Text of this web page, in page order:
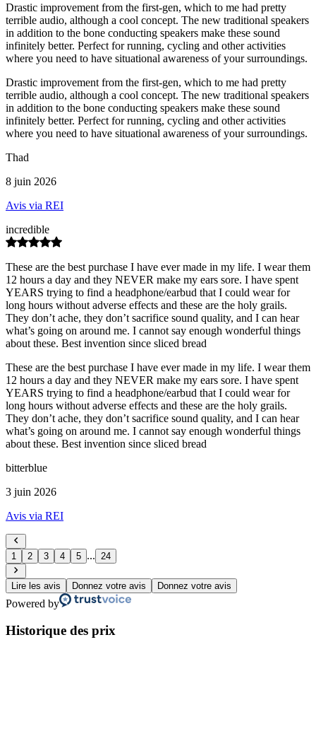
Drastic improvement from the first-gen, which to me had pretty
terrible audio, although a cool concept. The new traditional speakers
in addition to the bone conducting speakers make these sound
infinitely better. Perfect for running, cycling and other activities
where you need to have situational awareness of your surroundings.
Drastic improvement from the first-gen, which to me had pretty
terrible audio, although a cool concept. The new traditional speakers
in addition to the bone conducting speakers make these sound
infinitely better. Perfect for running, cycling and other activities
where you need to have situational awareness of your surroundings.
Thad
8 juin 2026
Avis via REI
incredible
These are the best purchase I have ever made in my life. I wear them
12 hours a day and they NEVER make my ears sore. I have spent
YEARS trying to find a headphone/earbud that I could wear for
long hours without adverse effects and these are the holy grails.
They don’t ache, they don’t sacrifice sound quality, and I can hear
what’s going on around me. I cannot say enough wonderful things
about these. Best invention since sliced bread
These are the best purchase I have ever made in my life. I wear them
12 hours a day and they NEVER make my ears sore. I have spent
YEARS trying to find a headphone/earbud that I could wear for
long hours without adverse effects and these are the holy grails.
They don’t ache, they don’t sacrifice sound quality, and I can hear
what’s going on around me. I cannot say enough wonderful things
about these. Best invention since sliced bread
bitterblue
3 juin 2026
Avis via REI
1 2 3 4 5 ... 24
Lire les avis Donnez votre avis Donnez votre avis
Powered by
Historique des prix